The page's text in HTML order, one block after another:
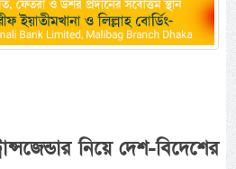
নিয়ে দেশ-বিদেশের